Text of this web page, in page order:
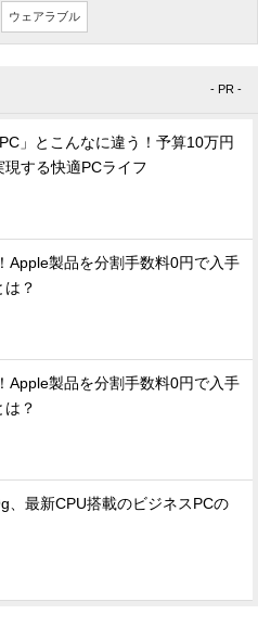
ウェアラブル
- PR -
PC」とこんなに違う！予算10万円
現する快適PCライフ
Apple製品を分割手数料0円で入手
は？
Apple製品を分割手数料0円で入手
は？
、最新CPU搭載のビジネスPCの